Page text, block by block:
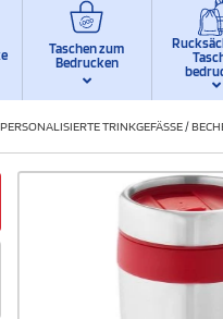
Taschen zum
Bedrucken
PERSONALISIERTE TRINKGEFÄSSE /